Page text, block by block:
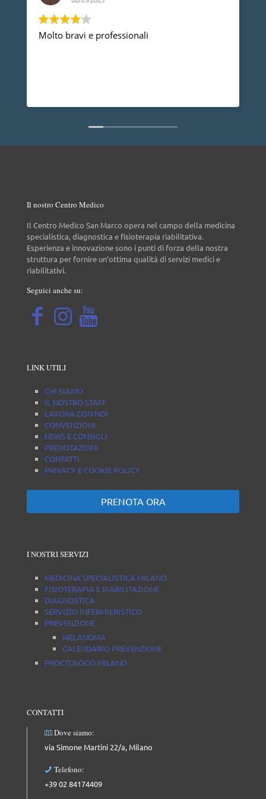
Devo ringraziare il Dott.
Il nostro Centro Medico
Il Centro Medico San Marco opera nel campo della medicina
specialistica, diagnostica e fisioterapia riabilitativa.
Esperienza e innovazione sono i punti di forza della nostra
struttura per fornire un’ottima qualità di servizi medici e
riabilitativi.
Seguici anche su:
LINK UTILI
CHI SIAMO
IL NOSTRO STAFF
LAVORA CON NOI
CONVENZIONI
NEWS E CONSIGLI
PRENOTAZIONI
CONTATTI
PRIVACY E COOKIE POLICY
PRENOTA ORA
I NOSTRI SERVIZI
MEDICINA SPECIALISTICA MILANO
FISIOTERAPIA E RIABILITAZIONE
DIAGNOSTICA
SERVIZIO INFERMIERISTICO
PREVENZIONE
MELANOMA
CALENDARIO PREVENZIONE
PROCTOLOGO MILANO
CONTATTI
Dove siamo:
via Simone Martini 22/a, Milano
Telefono:
+39 02 84174409